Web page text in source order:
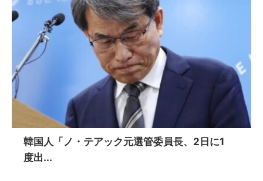
韓国人「ノ・テアック元選管委員長、2日に1
度出...